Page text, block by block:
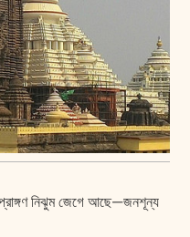
নিঝুম জেগে আছে—জনশূন্য